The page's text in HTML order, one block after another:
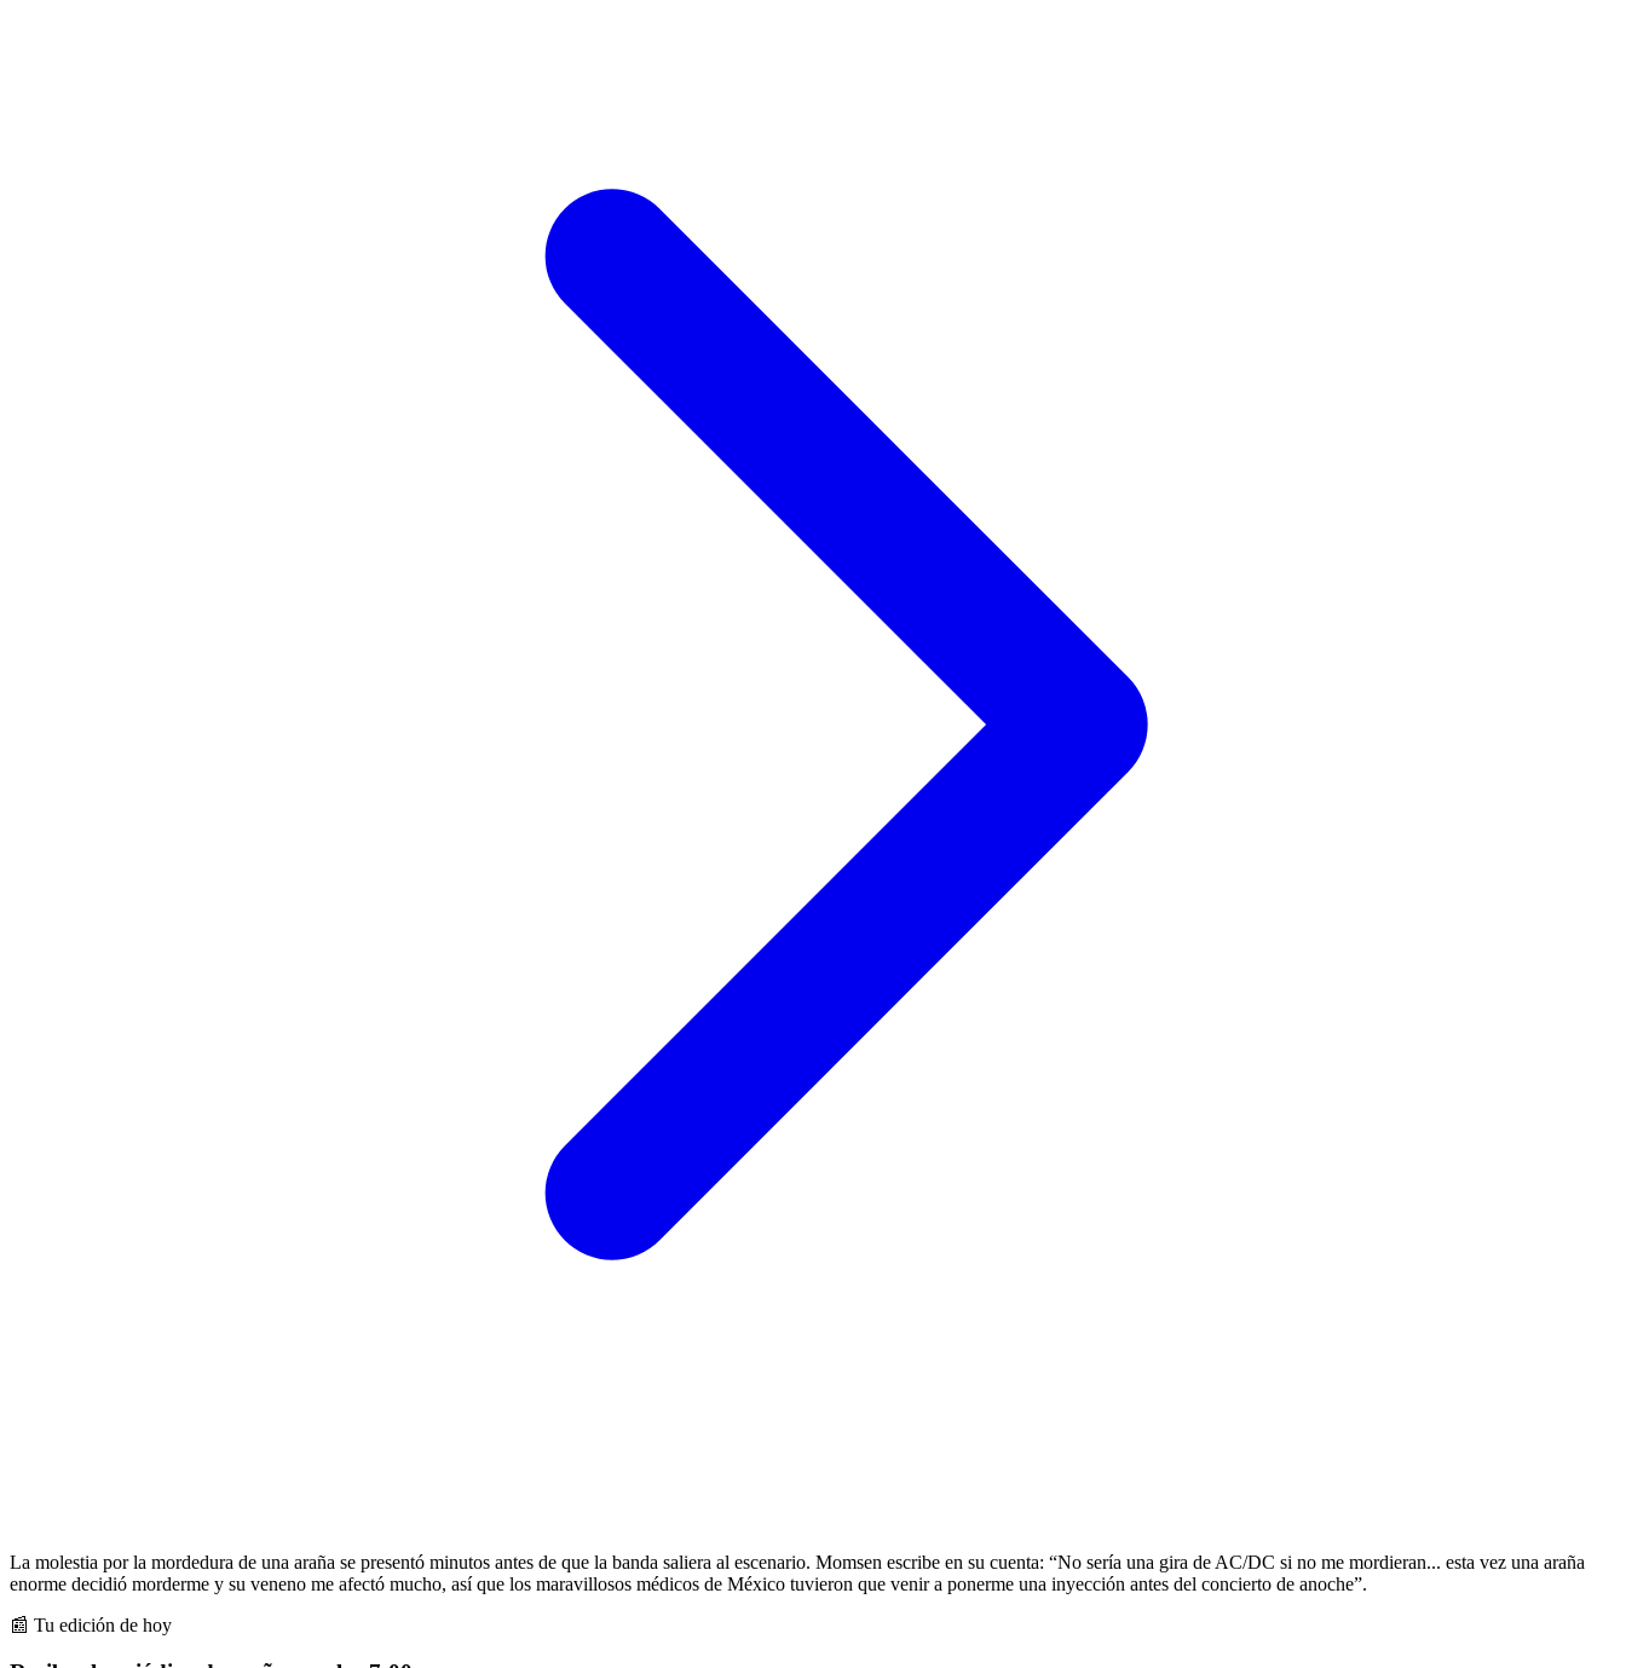
La molestia por la mordedura de una araña se presentó minutos antes de que la banda saliera al escenario. Momsen escribe en su cuenta: “No sería una gira de AC/DC si no me mordieran... esta vez una araña
enorme decidió morderme y su veneno me afectó mucho, así que los maravillosos médicos de México tuvieron que venir a ponerme una inyección antes del concierto de anoche”.
📰 Tu edición de hoy